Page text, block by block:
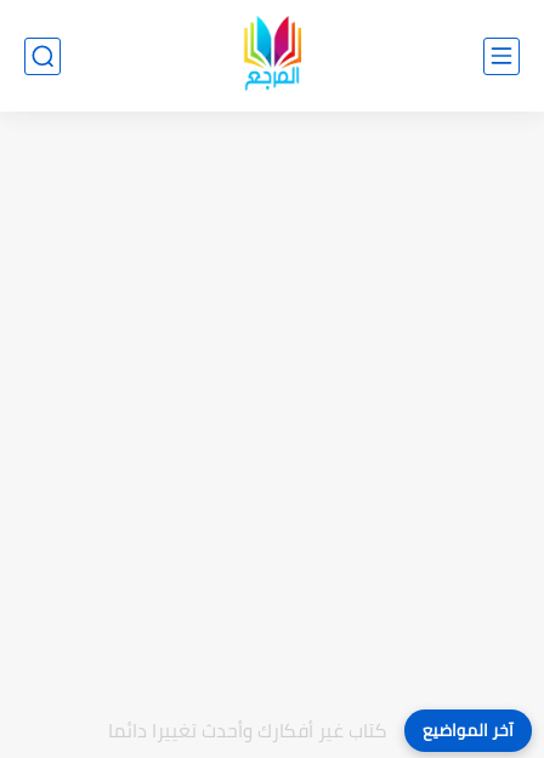
آخر المواضيع كتاب غير أفكارك وأحدث تغييرا دائما